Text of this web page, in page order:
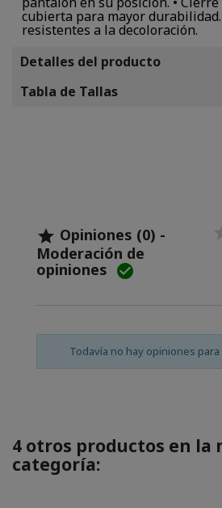
cubierta para mayor durabilidad.
resistentes a la decoloración.
Detalles del producto
Tabla de Tallas
 Opiniones (0) -
Moderación de
opiniones 
Todavía no hay opiniones
4 otros productos en la
categoría: